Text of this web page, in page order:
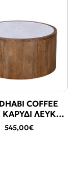
ΜΕΤΑΦΟΡΙΚΑ
COFFEE
ΚΑΡΥΔΙ ΛΕΥΚΟ
545,00€